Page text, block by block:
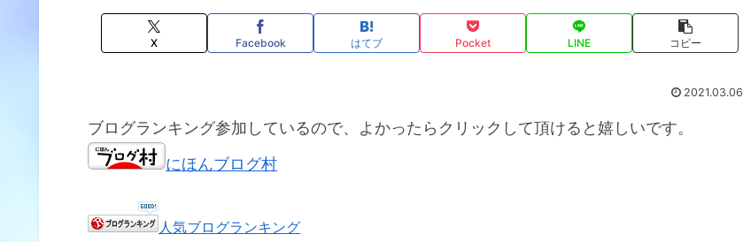
X Facebook はてブ Pocket LINE コピー
2021.03.06
ブログランキング参加しているので、よかったらクリックして頂けると嬉しいです。
にほんブログ村
人気ブログランキング